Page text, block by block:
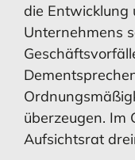
MEHR ERFAHREN
Entwicklung
MEHR ERFAHREN
die Entwicklung
Unternehmens
überzeugen. Im
Aufsichtsrat
MEHR ERFAHREN
Entwicklung
MEHR ERFAHREN